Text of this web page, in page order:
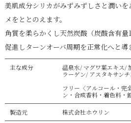
美肌成分シリカがみずみずしさと潤い
メをととのえます。
⾓質を柔らかくし天然炭酸（炭酸含有
促進しターンオーバ周期を正常化へと導
主な成分
温泉⽔/ マグワ葉エキス/
ラーゲン/ アスタキサン
フリー〈アルコール・完
ン・合成香料・着色料・
製造元 株式会社ホウリン